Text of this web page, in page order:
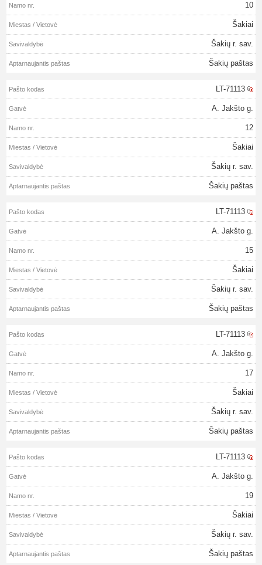
10
Šakiai
Šakių r. sav.
Šakių paštas
LT-71113
A. Jakšto g.
12
Šakiai
Šakių r. sav.
Šakių paštas
LT-71113
A. Jakšto g.
15
Šakiai
Šakių r. sav.
Šakių paštas
LT-71113
A. Jakšto g.
17
Šakiai
Šakių r. sav.
Šakių paštas
LT-71113
A. Jakšto g.
19
Šakiai
Šakių r. sav.
Šakių paštas